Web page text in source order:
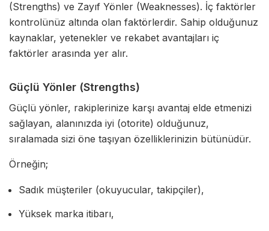
(Strengths) ve Zayıf Yönler (Weaknesses). İç faktörler
kontrolünüz altında olan faktörlerdir. Sahip olduğunuz
kaynaklar, yetenekler ve rekabet avantajları iç
faktörler arasında yer alır.
Güçlü Yönler (Strengths)
Güçlü yönler, rakiplerinize karşı avantaj elde etmenizi
sağlayan, alanınızda iyi (otorite) olduğunuz,
sıralamada sizi öne taşıyan özelliklerinizin bütünüdür.
Örneğin;
Sadık müşteriler (okuyucular, takipçiler),
Yüksek marka itibarı,